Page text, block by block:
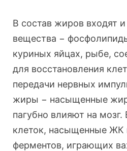
В состав жиров входят
вещества −
куриных яйцах, рыбе,
для восстановления
передачи нервных
жиры − насыщенные
пагубно влияют на мозг.
клеток, насыщенные ЖК
ферментов, играющих